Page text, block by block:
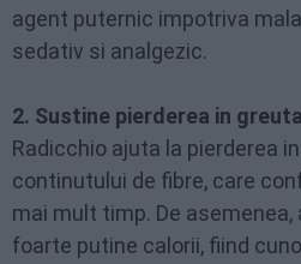
agent puternic impotriva
sedativ si analgezic.
2. Sustine pierderea in
Radicchio ajuta la pierderea
continutului de fibre, care
mai mult timp. De
foarte putine calorii, fiind